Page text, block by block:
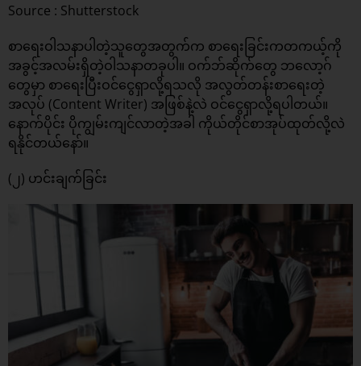
Source : Shutterstock
စာရေးဝါသနာပါတဲ့သူတွေအတွက်က စာရေးခြင်းကတကယ့်ကို
အခွင့်အလမ်းရှိတဲ့ဝါသနာတခုပါ။ ဝက်ဘ်ဆိုက်တွေ ဘလော့ဂ်
တွေမှာ စာရေးပြီးဝင်ငွေရှာလို့ရသလို အလွတ်တန်းစာရေးတဲ့
အလုပ် (Content Writer) အဖြစ်နဲ့လဲ ဝင်ငွေရှာလို့ရပါတယ်။
နောက်ပိုင်း ပိုကျွမ်းကျင်လာတဲ့အခါ ကိုယ်တိုင်စာအုပ်ထုတ်လို့လဲ
ရနိုင်တယ်နော်။
(၂) ဟင်းချက်ခြင်း